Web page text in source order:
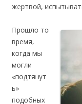
жертвой,
Прошло то
время,
когда мы
могли
«подтянут
ь»
подобных